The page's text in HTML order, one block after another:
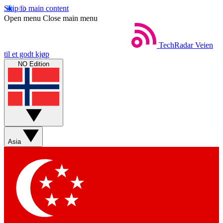
Skip to main content
Open menu Close main menu
TechRadar Veien
til et godt kjøp
NO Edition
Asia